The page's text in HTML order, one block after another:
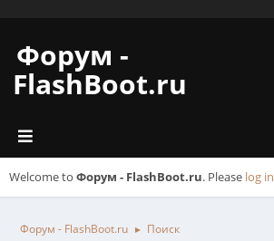
Форум -
FlashBoot.ru
Welcome to Форум - FlashBoot.ru. Please log in
Форум - FlashBoot.ru ► Поиск